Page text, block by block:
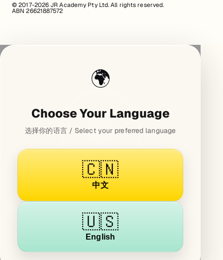
© 2017-2026 JR Academy Pty Ltd. All rights reserved.
ABN 26621887572
🌍
Choose Your Language
选择你的语言 / Select your preferred language
🇨🇳
中文
🇺🇸
English